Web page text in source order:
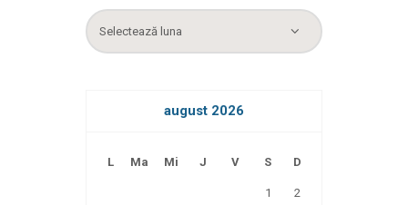
Arhiva
august 2026
L Ma Mi J V S D
1 2